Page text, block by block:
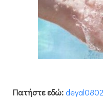
Πατήστε εδώ: